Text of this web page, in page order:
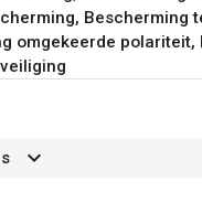
Bescherming
omgekeerde